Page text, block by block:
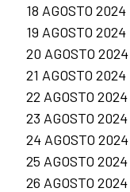
18 AGOSTO 2024
19 AGOSTO 2024
20 AGOSTO 2024
21 AGOSTO 2024
22 AGOSTO 2024
23 AGOSTO 2024
24 AGOSTO 2024
25 AGOSTO 2024
26 AGOSTO 2024